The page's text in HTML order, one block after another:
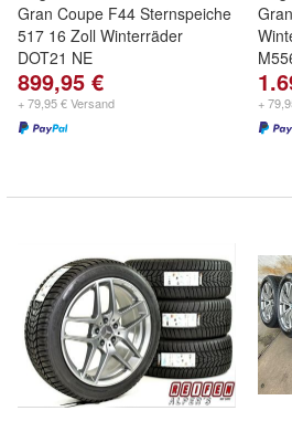
Gran Coupe F44 Sternspeiche
517 16 Zoll Winterräder
DOT21 NE
899,95 €
+ 79,95 € Versand +